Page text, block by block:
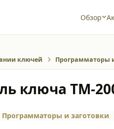
Обзор
ключей Программаторы
ключа ТМ-
Программаторы и заготовки